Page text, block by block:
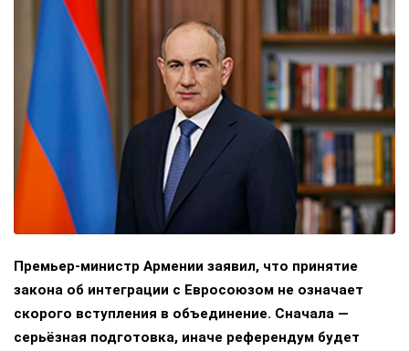
Премьер-министр Армении заявил, что принятие
закона об интеграции с Евросоюзом не означает
скорого вступления в объединение. Сначала —
серьёзная подготовка, иначе референдум будет